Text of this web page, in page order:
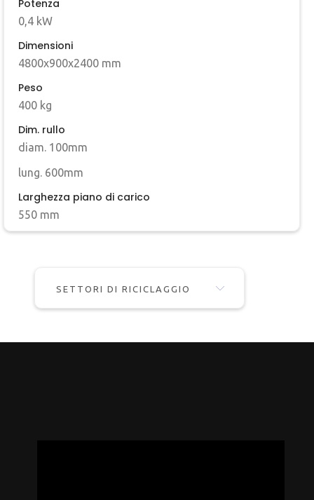
Potenza
0,4 kW
Dimensioni
4800x900x2400 mm
Peso
400 kg
Dim. rullo
diam. 100mm
lung. 600mm
Larghezza piano di carico
550 mm
SETTORI DI RICICLAGGIO